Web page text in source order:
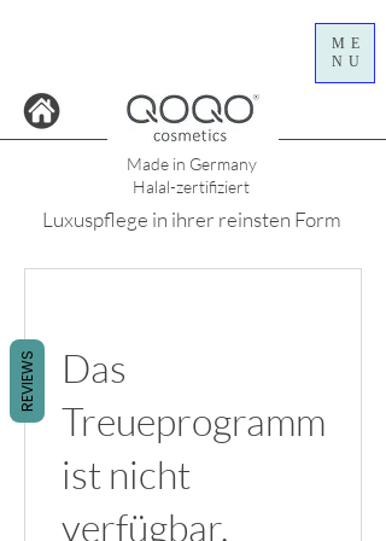
Made in Germany
Halal-zertifiziert
Luxuspflege in ihrer reinsten Form
ME
NU
Das
Treueprogramm
ist nicht
verfügbar.
REVIEWS